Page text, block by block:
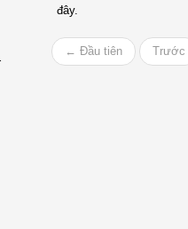
đây.
← Đầu tiên Trước